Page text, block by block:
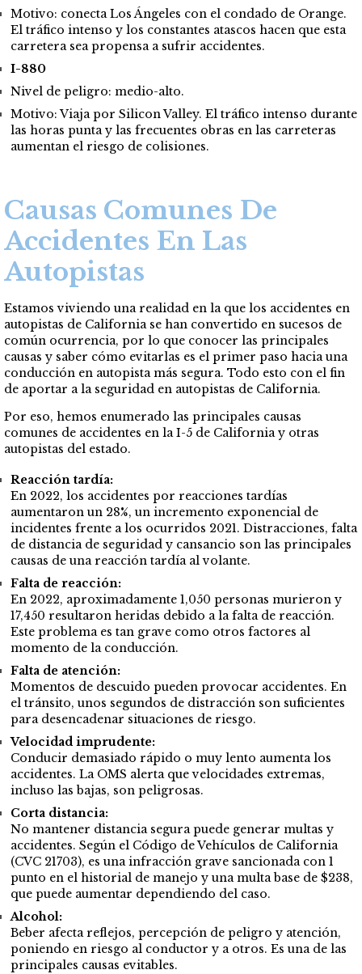
Motivo: conecta Los Ángeles con el condado de Orange.
El tráfico intenso y los constantes atascos hacen que esta
carretera sea propensa a sufrir accidentes.
I-880
Nivel de peligro: medio-alto.
Motivo: Viaja por Silicon Valley. El tráfico intenso durante
las horas punta y las frecuentes obras en las carreteras
aumentan el riesgo de colisiones.
Causas Comunes De
Accidentes En Las
Autopistas
Estamos viviendo una realidad en la que los accidentes en
autopistas de California se han convertido en sucesos de
común ocurrencia, por lo que conocer las principales
causas y saber cómo evitarlas es el primer paso hacia una
conducción en autopista más segura. Todo esto con el fin
de aportar a la seguridad en autopistas de California.
Por eso, hemos enumerado las principales causas
comunes de accidentes en la I-5 de California y otras
autopistas del estado.
Reacción tardía:
En 2022, los accidentes por reacciones tardías
aumentaron un 28%, un incremento exponencial de
incidentes frente a los ocurridos 2021. Distracciones, falta
de distancia de seguridad y cansancio son las principales
causas de una reacción tardía al volante.
Falta de reacción:
En 2022, aproximadamente 1,050 personas murieron y
17,450 resultaron heridas debido a la falta de reacción.
Este problema es tan grave como otros factores al
momento de la conducción.
Falta de atención:
Momentos de descuido pueden provocar accidentes. En
el tránsito, unos segundos de distracción son suficientes
para desencadenar situaciones de riesgo.
Velocidad imprudente:
Conducir demasiado rápido o muy lento aumenta los
accidentes. La OMS alerta que velocidades extremas,
incluso las bajas, son peligrosas.
Corta distancia:
No mantener distancia segura puede generar multas y
accidentes. Según el Código de Vehículos de California
(CVC 21703), es una infracción grave sancionada con 1
punto en el historial de manejo y una multa base de $238,
que puede aumentar dependiendo del caso.
Alcohol:
Beber afecta reflejos, percepción de peligro y atención,
poniendo en riesgo al conductor y a otros. Es una de las
principales causas evitables.